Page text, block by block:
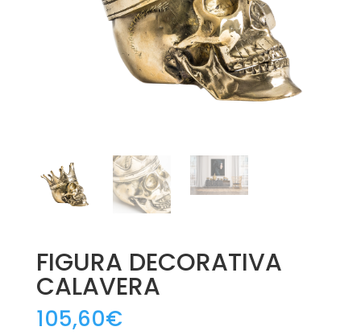
FIGURA DECORATIVA
CALAVERA
105,60€